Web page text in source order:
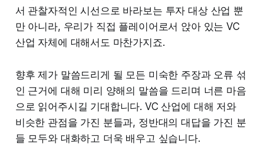
서 관찰자적인 시선으로 바라보는 투자 대상 산업 뿐
만 아니라, 우리가 직접 플레이어로서 앉아 있는 VC
산업 자체에 대해서도 마찬가지죠.
향후 제가 말씀드리게 될 모든 미숙한 주장과 오류 섞
인 근거에 대해 미리 양해의 말씀을 드리며 너른 마음
으로 읽어주시길 기대합니다. VC 산업에 대해 저와
비슷한 관점을 가진 분들과, 정반대의 대답을 가진 분
들 모두와 대화하고 더욱 배우고 싶습니다.